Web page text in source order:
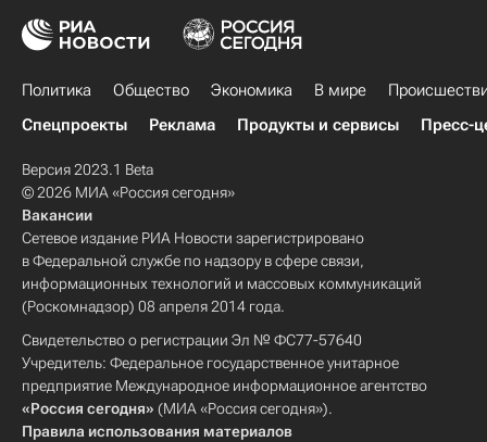
Политика Общество Экономика В мире
Спецпроекты
Реклама Продукты и сервисы Пресс-
Версия 2023.1 Beta
© 2026 МИА «Россия сегодня»
Вакансии
Сетевое издание РИА Новости зарегистрировано
в Федеральной службе по надзору в сфере связи,
информационных технологий и массовых коммуникаций
(Роскомнадзор) 08 апреля 2014 года.
Свидетельство о регистрации Эл № ФС77-57640
Учредитель: Федеральное государственное унитарное
предприятие Международное информационное агентство
«Россия сегодня» (МИА «Россия сегодня»).
Правила использования материалов